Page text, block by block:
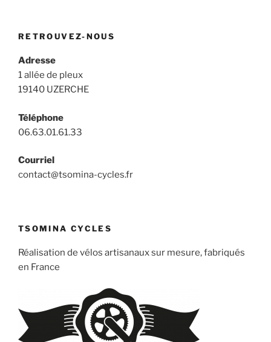
RETROUVEZ-NOUS
Adresse
1 allée de pleux
19140 UZERCHE
Téléphone
06.63.01.61.33
Courriel
contact@tsomina-cycles.fr
TSOMINA CYCLES
Réalisation de vélos artisanaux sur mesure, fabriqués
en France